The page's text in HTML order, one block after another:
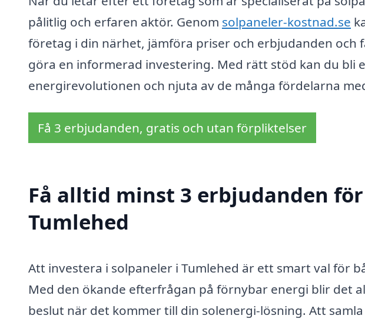
pålitlig och erfaren aktör. Genom solpaneler-kostnad.se
företag i din närhet, jämföra priser och erbjudanden och
göra en informerad investering. Med rätt stöd kan du bli
energirevolutionen och njuta av de många fördelarna
Få 3 erbjudanden, gratis och utan förpliktelser
Få alltid minst 3 erbjudanden
Tumlehed
Att investera i solpaneler i Tumlehed är ett smart val för
Med den ökande efterfrågan på förnybar energi blir det
beslut när det kommer till din solenergi-lösning. Att